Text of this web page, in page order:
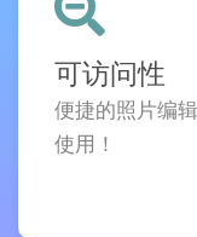
可访问性
便捷的照片编
使用！